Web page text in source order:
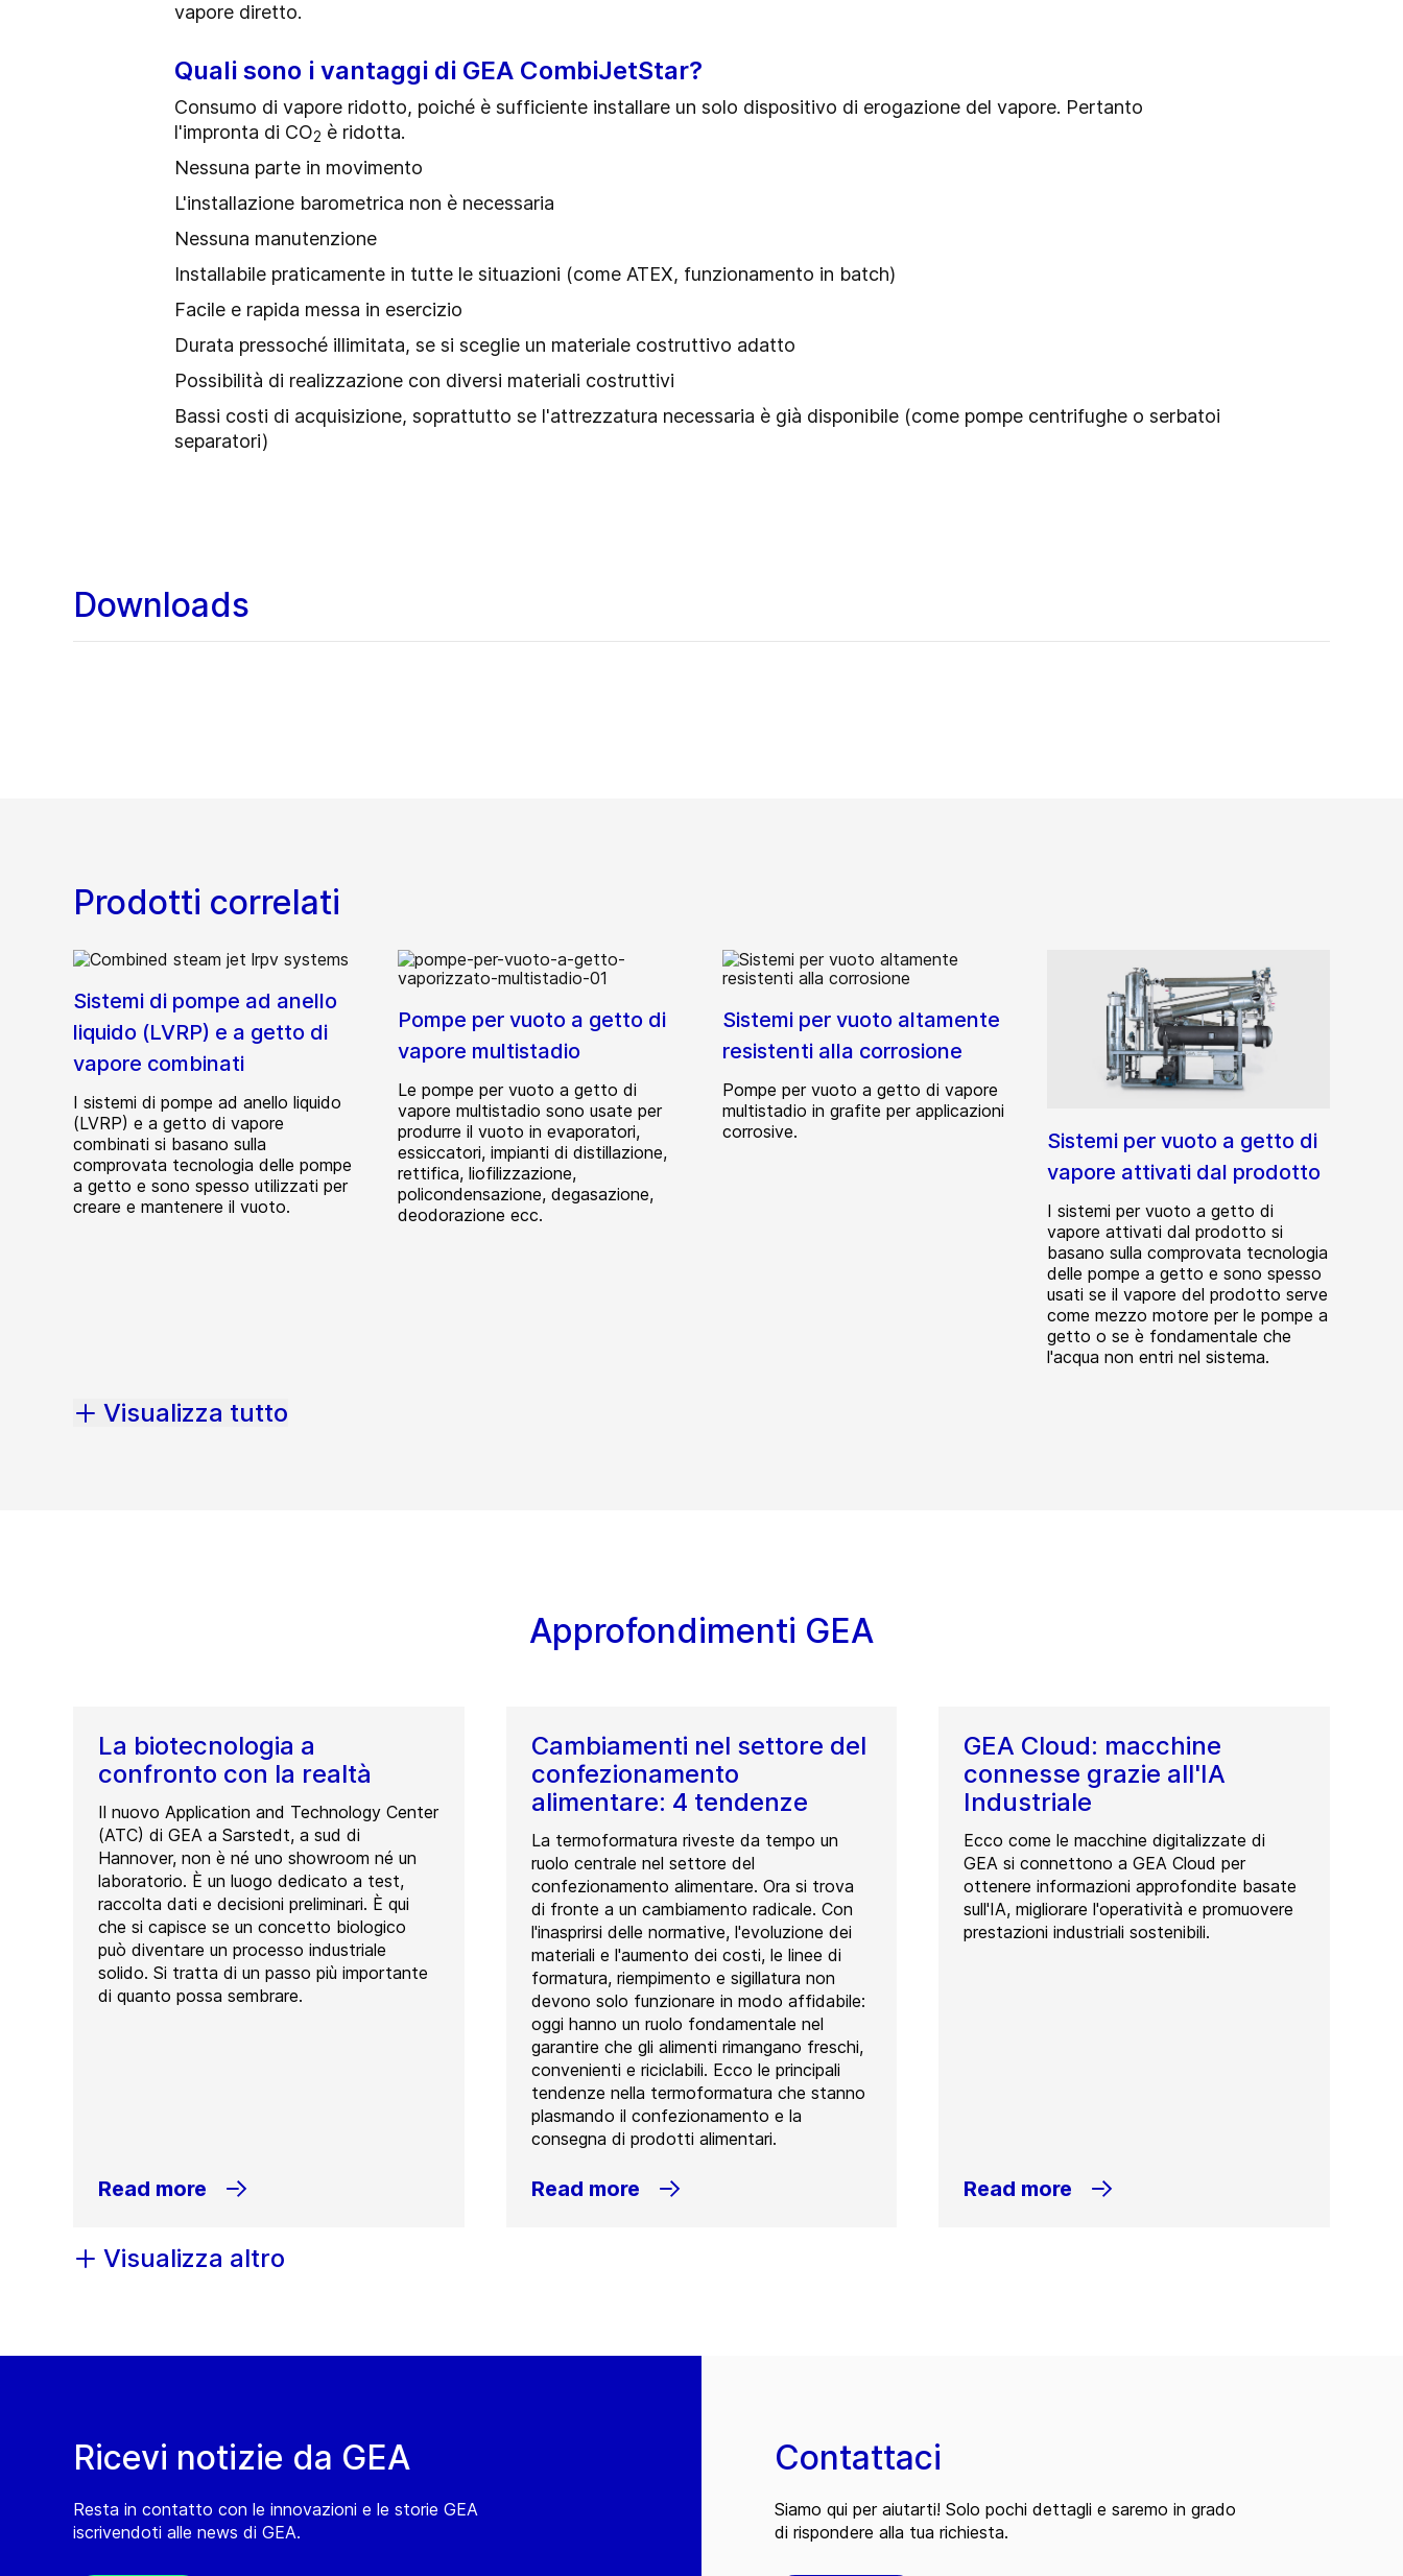
vapore diretto.
Quali sono i vantaggi di GEA CombiJetStar?
Consumo di vapore ridotto, poiché è sufficiente installare un solo dispositivo di erogazione del vapore. Pertanto
l'impronta di CO2 è ridotta.
Nessuna parte in movimento
L'installazione barometrica non è necessaria
Nessuna manutenzione
Installabile praticamente in tutte le situazioni (come ATEX, funzionamento in batch)
Facile e rapida messa in esercizio
Durata pressoché illimitata, se si sceglie un materiale costruttivo adatto
Possibilità di realizzazione con diversi materiali costruttivi
Bassi costi di acquisizione, soprattutto se l'attrezzatura necessaria è già disponibile (come pompe centrifughe o serbatoi
separatori)
Downloads
Prodotti correlati
Sistemi di pompe ad anello
liquido (LVRP) e a getto di
vapore combinati
I sistemi di pompe ad anello liquido
(LVRP) e a getto di vapore
combinati si basano sulla
comprovata tecnologia delle pompe
a getto e sono spesso utilizzati per
creare e mantenere il vuoto.
Pompe per vuoto a getto di
vapore multistadio
Le pompe per vuoto a getto di
vapore multistadio sono usate per
produrre il vuoto in evaporatori,
essiccatori, impianti di distillazione,
rettifica, liofilizzazione,
policondensazione, degasazione,
deodorazione ecc.
Sistemi per vuoto altamente
resistenti alla corrosione
Pompe per vuoto a getto di vapore
multistadio in grafite per applicazioni
corrosive.
Sistemi per vuoto a getto di
vapore attivati dal prodotto
I sistemi per vuoto a getto di
vapore attivati dal prodotto si
basano sulla comprovata tecnologia
delle pompe a getto e sono spesso
usati se il vapore del prodotto serve
come mezzo motore per le pompe a
getto o se è fondamentale che
l'acqua non entri nel sistema.
Visualizza tutto
Approfondimenti GEA
La biotecnologia a
confronto con la realtà
Il nuovo Application and Technology Center
(ATC) di GEA a Sarstedt, a sud di
Hannover, non è né uno showroom né un
laboratorio. È un luogo dedicato a test,
raccolta dati e decisioni preliminari. È qui
che si capisce se un concetto biologico
può diventare un processo industriale
solido. Si tratta di un passo più importante
di quanto possa sembrare.
Read more
Cambiamenti nel settore del
confezionamento
alimentare: 4 tendenze
La termoformatura riveste da tempo un
ruolo centrale nel settore del
confezionamento alimentare. Ora si trova
di fronte a un cambiamento radicale. Con
l'inasprirsi delle normative, l'evoluzione dei
materiali e l'aumento dei costi, le linee di
formatura, riempimento e sigillatura non
devono solo funzionare in modo affidabile:
oggi hanno un ruolo fondamentale nel
garantire che gli alimenti rimangano freschi,
convenienti e riciclabili. Ecco le principali
tendenze nella termoformatura che stanno
plasmando il confezionamento e la
consegna di prodotti alimentari.
Read more
GEA Cloud: macchine
connesse grazie all'IA
Industriale
Ecco come le macchine digitalizzate di
GEA si connettono a GEA Cloud per
ottenere informazioni approfondite basate
sull'IA, migliorare l'operatività e promuovere
prestazioni industriali sostenibili.
Read more
Visualizza altro
Ricevi notizie da GEA
Resta in contatto con le innovazioni e le storie GEA
iscrivendoti alle news di GEA.
Contattaci
Siamo qui per aiutarti! Solo pochi dettagli e saremo in grado
di rispondere alla tua richiesta.